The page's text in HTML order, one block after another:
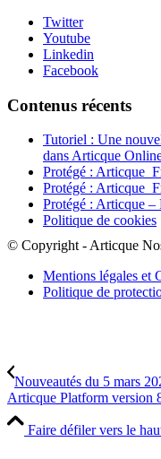
Twitter
Youtube
Linkedin
Facebook
Contenus récents
Tutoriel : Une
dans Articque
Protégé :
Protégé :
Protégé : Articque –
Politique de cookies
© Copyright - Articque
Mentions légales et
Politique de
Nouveautés du 5 mars
Articque Platform version
Faire défiler vers le